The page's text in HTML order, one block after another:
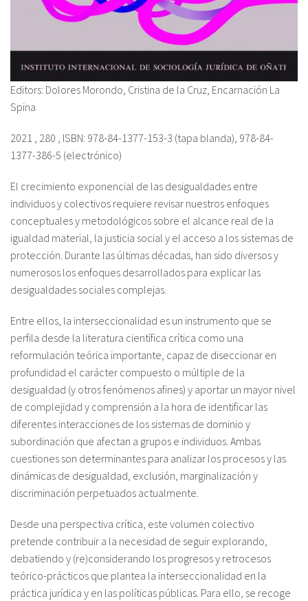
Editors: Dolores Morondo, Cristina de la Cruz, Encarnación La
Spina
2021 , 280 , ISBN: 978-84-1377-153-3 (tapa blanda), 978-84-
1377-386-5 (electrónico)
El crecimiento exponencial de las desigualdades entre
individuos y colectivos requiere revisar nuestros enfoques
conceptuales y metodológicos sobre el alcance real de la
igualdad material, la justicia social y el acceso a los sistemas de
protección. Durante las últimas décadas, han sido diversos y
numerosos los enfoques desarrollados para explicar las
desigualdades sociales complejas.
Entre ellos, la interseccionalidad es un instrumento que se
perfila desde la literatura científica crítica como una
reformulación teórica importante, capaz de diseccionar en
profundidad el carácter compuesto o múltiple de la
desigualdad (y otros fenómenos afines) y aportar un mayor nivel
de complejidad y comprensión a la hora de identificar las
diferentes interacciones de los sistemas de dominio y
subordinación que afectan a grupos e individuos. Ambas
cuestiones son determinantes para analizar los procesos y las
dinámicas de desigualdad, exclusión, marginalización y
discriminación perpetuados actualmente.
Desde una perspectiva crítica, este volumen colectivo
pretende contribuir a la necesidad de seguir explorando,
debatiendo y (re)considerando los progresos y retrocesos
teórico-prácticos que plantea la interseccionalidad en la
práctica jurídica y en las políticas públicas. Para ello, se recoge